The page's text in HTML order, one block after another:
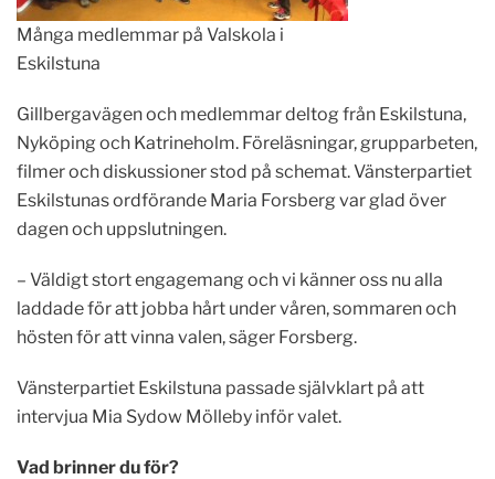
Många medlemmar på Valskola i
Eskilstuna
Gillbergavägen och medlemmar deltog från Eskilstuna,
Nyköping och Katrineholm. Föreläsningar, grupparbeten,
filmer och diskussioner stod på schemat. Vänsterpartiet
Eskilstunas ordförande Maria Forsberg var glad över
dagen och uppslutningen.
– Väldigt stort engagemang och vi känner oss nu alla
laddade för att jobba hårt under våren, sommaren och
hösten för att vinna valen, säger Forsberg.
Vänsterpartiet Eskilstuna passade självklart på att
intervjua Mia Sydow Mölleby inför valet.
Vad brinner du för?